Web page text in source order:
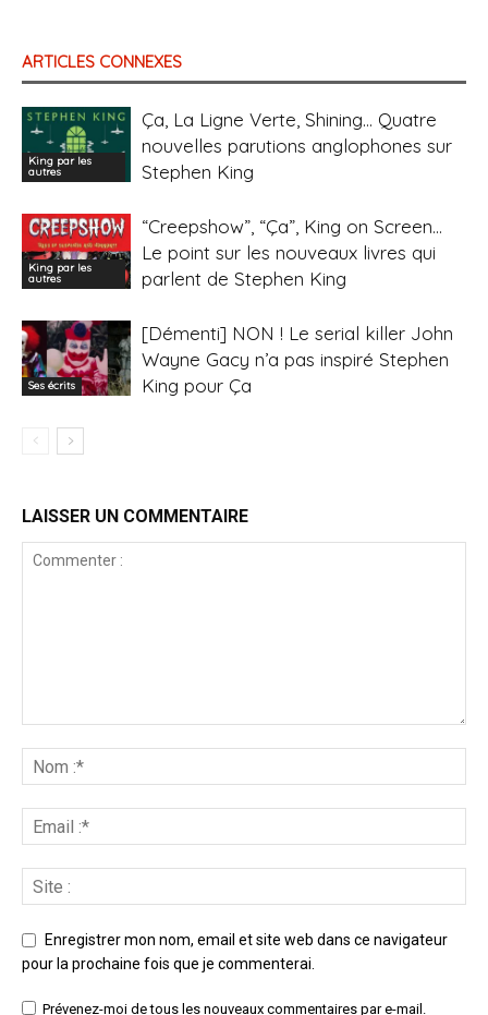
ARTICLES CONNEXES
King par les
autres
Ça, La Ligne Verte, Shining… Quatre
nouvelles parutions anglophones sur
Stephen King
King par les
autres
“Creepshow”, “Ça”, King on Screen…
Le point sur les nouveaux livres qui
parlent de Stephen King
Ses écrits
[Démenti] NON ! Le serial killer John
Wayne Gacy n’a pas inspiré Stephen
King pour Ça
LAISSER UN COMMENTAIRE
Enregistrer mon nom, email et site web dans ce navigateur
pour la prochaine fois que je commenterai.
Prévenez-moi de tous les nouveaux commentaires par e-mail.